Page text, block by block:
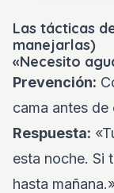
Las tácticas
manejarlas)
«Necesito
Prevención:
cama antes de
Respuesta:
esta noche. Si
hasta